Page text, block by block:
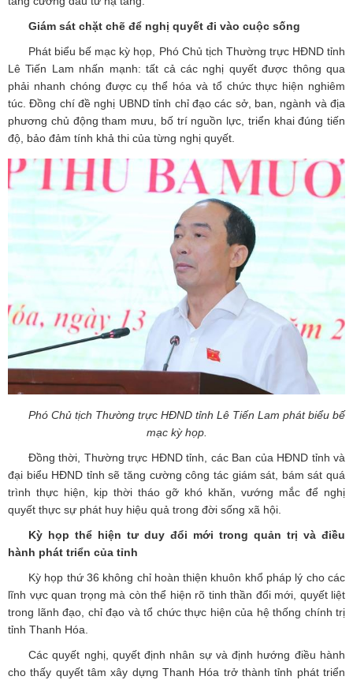
Giám sát chặt chẽ để nghị quyết đi vào cuộc sống
Phát biểu bế mạc kỳ họp, Phó Chủ tịch Thường trực HĐND tỉnh
Lê Tiến Lam nhấn mạnh: tất cả các nghị quyết được thông qua
phải nhanh chóng được cụ thể hóa và tổ chức thực hiện nghiêm
túc. Đồng chí đề nghị UBND tỉnh chỉ đạo các sở, ban, ngành và địa
phương chủ động tham mưu, bố trí nguồn lực, triển khai đúng tiến
độ, bảo đảm tính khả thi của từng nghị quyết.
Phó Chủ tịch Thường trực HĐND tỉnh Lê Tiến Lam phát biểu bế
mạc kỳ họp.
Đồng thời, Thường trực HĐND tỉnh, các Ban của HĐND tỉnh và
đại biểu HĐND tỉnh sẽ tăng cường công tác giám sát, bám sát quá
trình thực hiện, kịp thời tháo gỡ khó khăn, vướng mắc để nghị
quyết thực sự phát huy hiệu quả trong đời sống xã hội.
Kỳ họp thể hiện tư duy đổi mới trong quản trị và điều
hành phát triển của tỉnh
Kỳ họp thứ 36 không chỉ hoàn thiện khuôn khổ pháp lý cho các
lĩnh vực quan trọng mà còn thể hiện rõ tinh thần đổi mới, quyết liệt
trong lãnh đạo, chỉ đạo và tổ chức thực hiện của hệ thống chính trị
tỉnh Thanh Hóa.
Các quyết nghị, quyết định nhân sự và định hướng điều hành
cho thấy quyết tâm xây dựng Thanh Hóa trở thành tỉnh phát triển